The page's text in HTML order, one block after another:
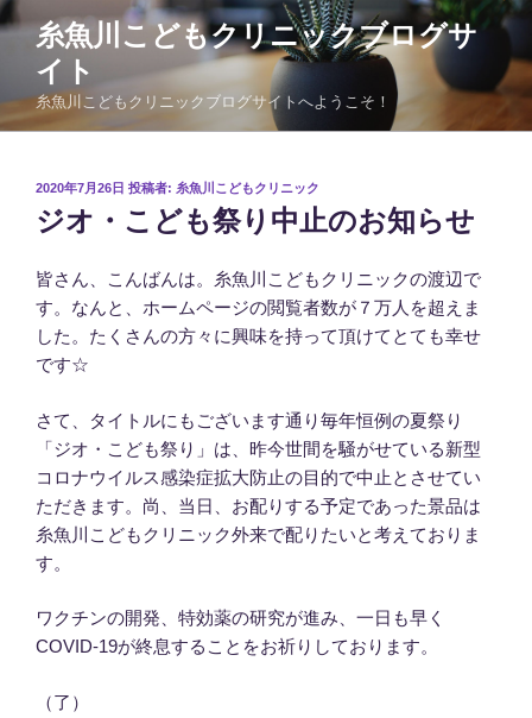
コ
ン
ツ
糸魚川こどもクリニックブログサ
イト
糸魚川こどもクリニックブログサイトへようこそ！
投
稿
日:
2020年7月26日 投稿者: 糸魚川こどもクリニック
ジオ・こども祭り中止のお知らせ
皆さん、こんばんは。糸魚川こどもクリニックの渡辺で
す。なんと、ホームページの閲覧者数が７万人を超えま
した。たくさんの方々に興味を持って頂けてとても幸せ
です☆
さて、タイトルにもございます通り毎年恒例の夏祭り
「ジオ・こども祭り」は、昨今世間を騒がせている新型
コロナウイルス感染症拡大防止の目的で中止とさせてい
ただきます。尚、当日、お配りする予定であった景品は
糸魚川こどもクリニック外来で配りたいと考えておりま
す。
ワクチンの開発、特効薬の研究が進み、一日も早く
COVID-19が終息することをお祈りしております。
（了）